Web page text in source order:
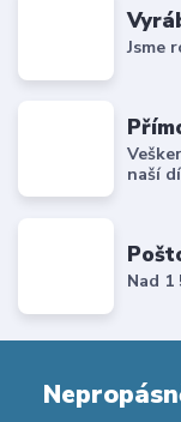
Jsme
naší
Nad 1